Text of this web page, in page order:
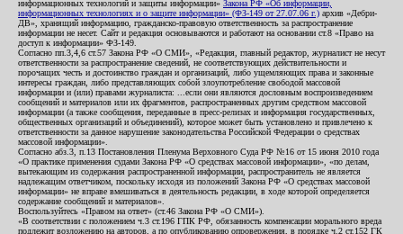
информационных технологий и защиты информации» Закона РФ «Об информации,
информационных технологиях и о защите информации» (ФЗ-149 от 27.07.06 г.) архив «Дебри-
ДВ», хранящий информацию, гражданско-правовую ответственность за распространение
информации не несет. Сайт и редакция основываются и работают на основании ст.8 «Право на
доступ к информации» ФЗ-149.
Согласно пп.3,4,6 ст.57 Закона РФ «О СМИ», «Редакция, главный редактор, журналист не несут
ответственности за распространение сведений, не соответствующих действительности и
порочащих честь и достоинство граждан и организаций, либо ущемляющих права и законные
интересы граждан, либо представляющих собой злоупотребление свободой массовой
информации и (или) правами журналиста: ...если они являются дословным воспроизведением
сообщений и материалов или их фрагментов, распространенных другим средством массовой
информации (а также сообщения, переданные в пресс-релизах и информация государственных,
общественных организаций и объединений), которое может быть установлено и привлечено к
ответственности за данное нарушение законодательства Российской Федерации о средствах
массовой информации».
Согласно абз.3, п.13 Постановления Пленума Верховного Суда РФ №16 от 15 июня 2010 года
«О практике применения судами Закона РФ «О средствах массовой информации», «по делам,
вытекающим из содержания распространенной информации, распространитель не является
надлежащим ответчиком, поскольку исходя из положений Закона РФ «О средствах массовой
информации» не вправе вмешиваться в деятельность редакции, в ходе которой определяется
содержание сообщений и материалов».
Воспользуйтесь «Правом на ответ» (ст.46 Закона РФ «О СМИ»).
«В соответствии с положением ч.3 ст.196 ГПК РФ, обязанность компенсации морального вреда
подлежит возложению на авторов, а по опубликованию опровержения, в порядке ч.2 ст.152 ГК